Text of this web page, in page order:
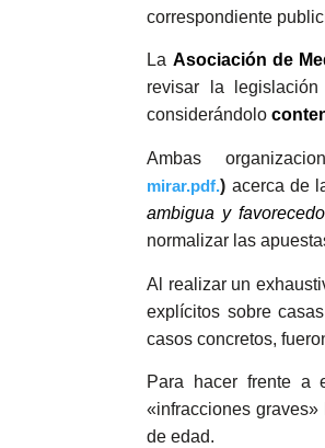
correspondiente
La Asociación de
revisar la
considerándolo
Ambas
mirar.pdf.) acerca de
ambigua y
normalizar las
Al realizar un
explícitos sobre
casos concretos,
Para hacer frente a
«infracciones
de edad.